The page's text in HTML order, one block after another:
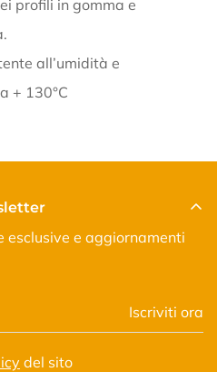
profili in gomma e
all’umidità e
+ 130°C
esclusive e aggiornamenti
Iscriviti ora
del sito